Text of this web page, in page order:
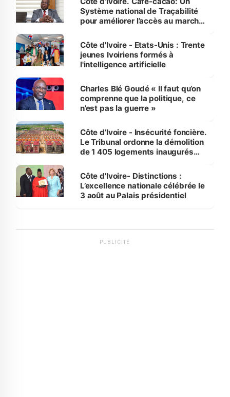
Système national de Traçabilité
pour améliorer l’accès au marché
Côte d'Ivoire - Etats-Unis : Trente
jeunes Ivoiriens formés à
l'intelligence artificielle
Charles Blé Goudé « Il faut qu’on
comprenne que la politique, ce
n’est pas la guerre »
Côte d’Ivoire - Insécurité foncière.
Le Tribunal ordonne la démolition
de 1 405 logements inaugurés
Bassam
Côte d'Ivoire- Distinctions :
L’excellence nationale célébrée le
3 août au Palais présidentiel
PUBLICITÉ